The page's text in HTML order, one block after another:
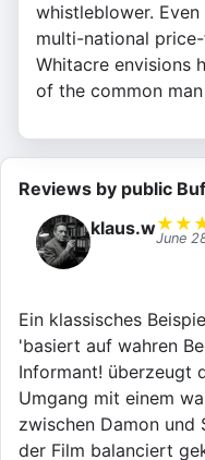
whistleblower. Even
multi-national
Whitacre envisions
of the common
Reviews by public
klaus.w★ ★
June
Ein klassisches
'basiert auf wahren
Informant! überzeugt
Umgang mit einem
zwischen Damon und
der Film balanciert